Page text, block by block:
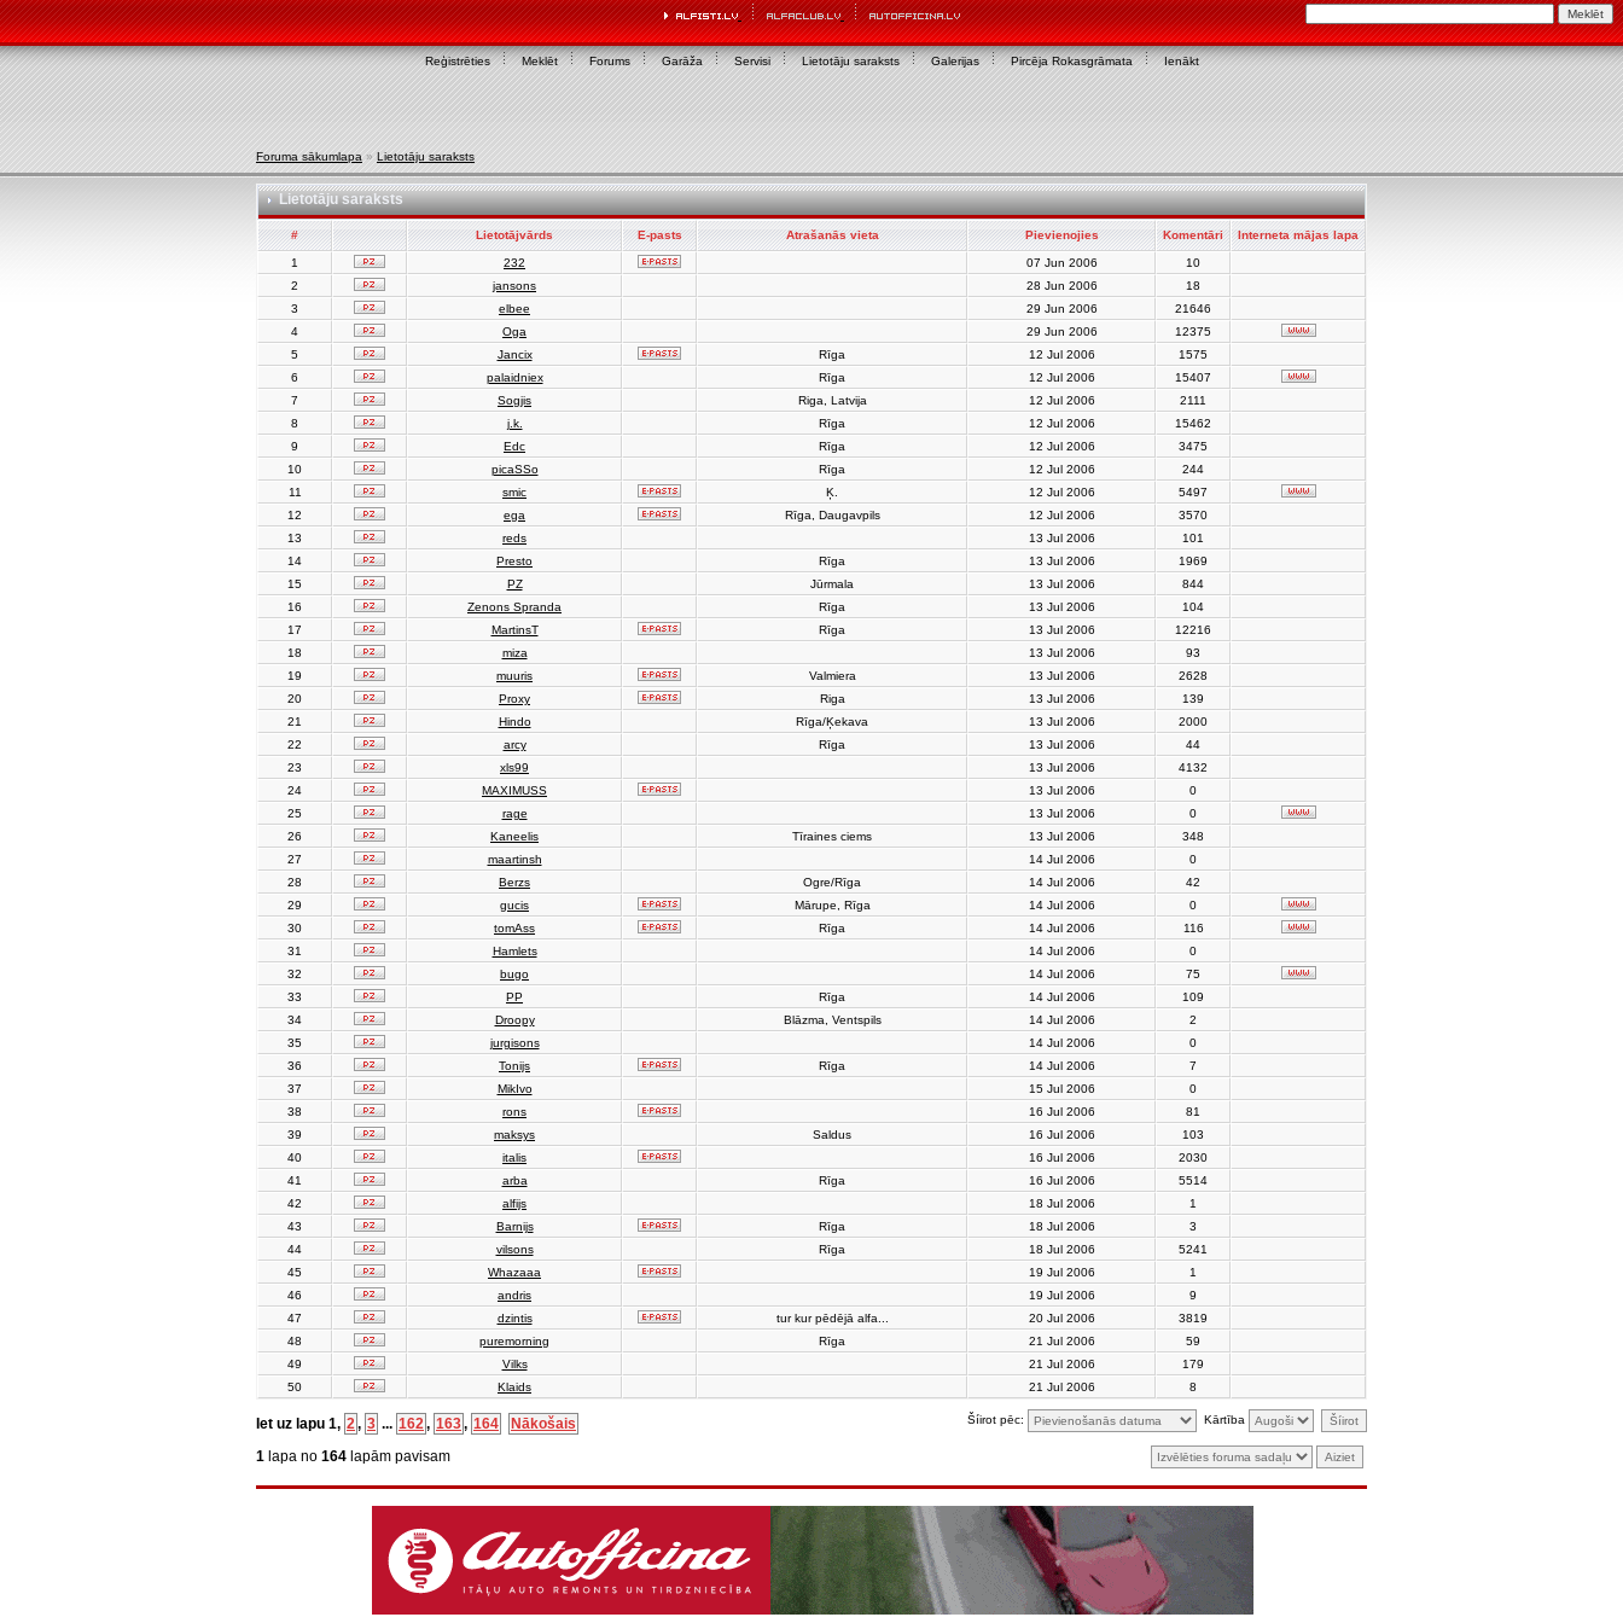
Reģistrēties Meklēt Forums Garāža Servisi Lietotāju saraksts Galerijas Pircēja Rokasgrāmata Ienākt
Foruma sākumlapa » Lietotāju saraksts
Lietotāju saraksts
# Lietotājvārds E-pasts Atrašanās vieta Pievienojies Komentāri Interneta mājas lapa
1 232 07 Jun 2006
10
2
jansons 28 Jun 2006
18
3
elbee 29 Jun 2006
21646
4
Oga 29 Jun 2006
12375
5
Jancix Rīga 12 Jul 2006
1575
6
palaidniex Rīga 12 Jul 2006
15407
7
Sogjis Riga, Latvija 12 Jul 2006
2111
8
j.k. Rīga 12 Jul 2006
15462
9
Edc Rīga 12 Jul 2006
3475
10
picaSSo Rīga 12 Jul 2006
244
11
smic Ķ. 12 Jul 2006
5497
12
ega Rīga, Daugavpils 12 Jul 2006
3570
13
reds 13 Jul 2006
101
14
Presto Rīga 13 Jul 2006
1969
15
PZ Jūrmala 13 Jul 2006
844
16
Zenons Spranda Rīga 13 Jul 2006
104
17
MartinsT Rīga 13 Jul 2006
12216
18
miza 13 Jul 2006
93
19
muuris Valmiera 13 Jul 2006
2628
20
Proxy Riga 13 Jul 2006
139
21
Hindo Rīga/Ķekava 13 Jul 2006
2000
22
arcy Rīga 13 Jul 2006
44
23
xls99 13 Jul 2006
4132
24
MAXIMUSS 13 Jul 2006
0
25
rage 13 Jul 2006
0
26
Kaneelis Tīraines ciems 13 Jul 2006
348
27
maartinsh 14 Jul 2006
0
28
Berzs Ogre/Rīga 14 Jul 2006
42
29
gucis Mārupe, Rīga 14 Jul 2006
0
30
tomAss Rīga 14 Jul 2006
116
31
Hamlets 14 Jul 2006
0
32
bugo 14 Jul 2006
75
33
PP Rīga 14 Jul 2006
109
34
Droopy Blāzma, Ventspils 14 Jul 2006
2
35
jurgisons 14 Jul 2006
0
36
Tonijs Rīga 14 Jul 2006
7
37
MikIvo 15 Jul 2006
0
38
rons 16 Jul 2006
81
39
maksys Saldus 16 Jul 2006
103
40
italis 16 Jul 2006
2030
41
arba Rīga 16 Jul 2006
5514
42
alfijs 18 Jul 2006
1
43
Barnijs Rīga 18 Jul 2006
3
44
vilsons Rīga 18 Jul 2006
5241
45
Whazaaa 19 Jul 2006
1
46
andris 19 Jul 2006
9
47
dzintis tur kur pēdējā alfa... 20 Jul 2006
3819
48
puremorning Rīga 21 Jul 2006
59
49
Vilks 21 Jul 2006
179
50
Klaids 21 Jul 2006 8
Iet uz lapu 1, 2, 3 ... 162, 163, 164 Nākošais Šíirot pēc: Kārtība
1 lapa no 164 lapām pavisam